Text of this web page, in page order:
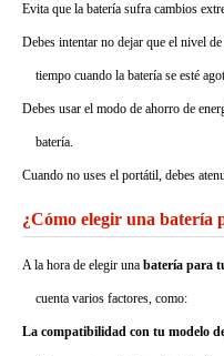
Evita que la batería sufra cambios
Debes intentar no dejar que el nivel
tiempo cuando la batería se esté
Debes usar el modo de ahorro de
batería.
Cuando no uses el portátil, debes
¿Cómo elegir una batería
A la hora de elegir una batería para
cuenta varios factores, como:
La compatibilidad con tu modelo